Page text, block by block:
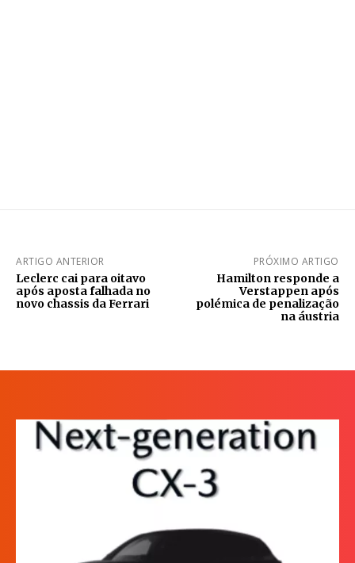
ARTIGO ANTERIOR
Leclerc cai para oitavo
após aposta falhada no
novo chassis da Ferrari
PRÓXIMO ARTIGO
Hamilton responde a
Verstappen após
polémica de penalização
na áustria